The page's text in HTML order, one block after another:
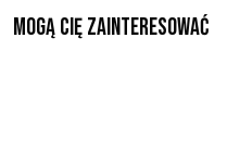
Mogą Cię zainteresować